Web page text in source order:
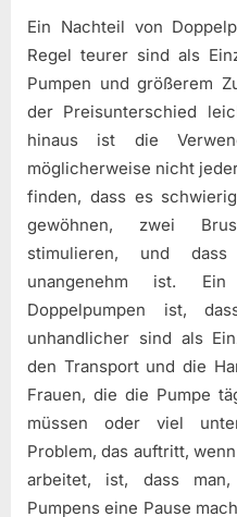
Ein Nachteil von
Regel teurer sind als
Pumpen und größerem
der Preisunterschied
hinaus ist die
möglicherweise nicht
finden, dass es
gewöhnen, zwei
stimulieren, und
unangenehm ist.
Doppelpumpen ist,
unhandlicher sind als
den Transport und die
Frauen, die die Pumpe
müssen oder viel
Problem, das auftritt,
arbeitet, ist, dass
Pumpens eine Pause